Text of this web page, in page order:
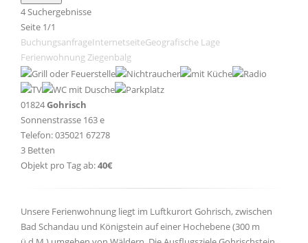
4 Suchergebnisse
Seite 1/1
BuchungsanfrageInternetseiteGeografische Lage
Ferienwohnung Ziegenbalg
01824Gohrisch
Sonnenstrasse 163 e
Telefon: 035021 67278
3 Betten
Objekt pro Tag ab:40€
Unsere Ferienwohnung liegt im Luftkurort Gohrisch, zwischen
Bad Schandau und Königstein auf einer Hochebene (300 m